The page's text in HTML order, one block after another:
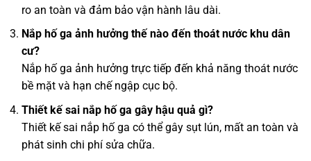
ro an toàn và đảm bảo vận hành lâu dài.
Nắp hố ga ảnh hưởng thế nào đến thoát nước khu dân
cư?
Nắp hố ga ảnh hưởng trực tiếp đến khả năng thoát nước
bề mặt và hạn chế ngập cục bộ.
Thiết kế sai nắp hố ga gây hậu quả gì?
Thiết kế sai nắp hố ga có thể gây sụt lún, mất an toàn và
phát sinh chi phí sửa chữa.